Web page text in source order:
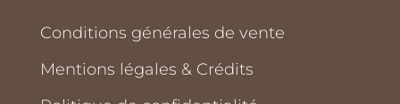
Conditions générales de vente
Mentions légales & Crédits